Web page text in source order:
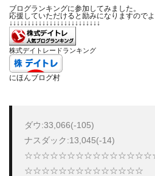
ブログランキングに参加してみました。
応援していただけると励みになりますので
↓↓↓↓↓↓↓↓↓↓↓↓↓↓↓↓↓↓↓↓↓↓↓↓↓
株式デイトレードランキング
にほんブログ村
ダウ:33,066(-105)
ナスダック:13,045(-14)
☆☆☆☆☆☆☆☆☆☆☆☆☆☆